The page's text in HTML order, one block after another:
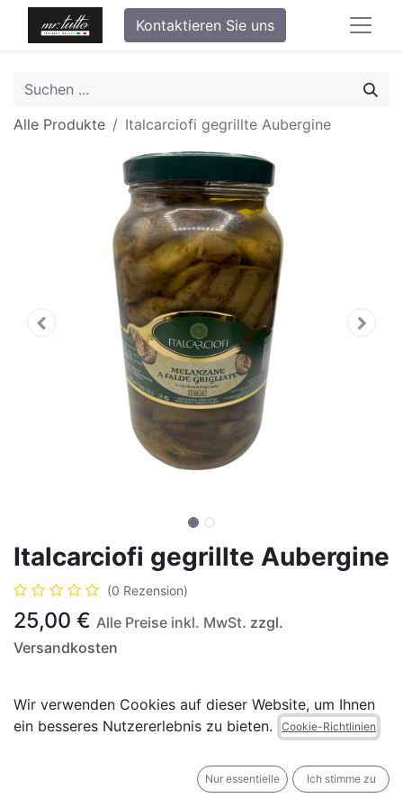
Kontaktieren Sie uns
Alle Produkte Italcarciofi gegrillte Aubergine
Italcarciofi gegrillte Aubergine
(0 Rezension)
25,00 € Alle Preise inkl. MwSt. zzgl.
Versandkosten
Wir verwenden Cookies auf dieser Website, um Ihnen
ein besseres Nutzererlebnis zu bieten.
Cookie-Richtlinien
Nur essentielle Ich stimme zu